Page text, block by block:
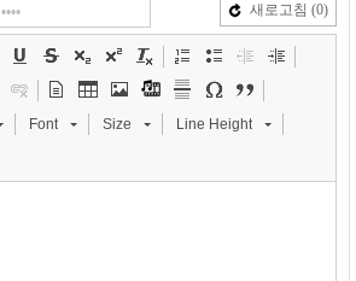
새로고침 (0)
Font Size Line Height